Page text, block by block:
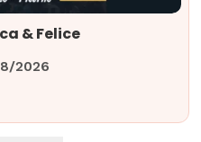
& Felice
2026